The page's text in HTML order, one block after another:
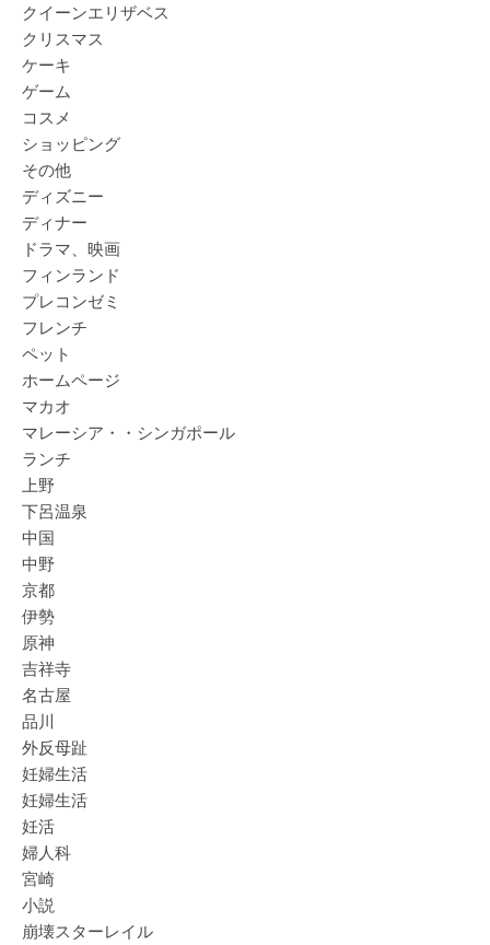
クイーンエリザベス
クリスマス
ケーキ
ゲーム
コスメ
ショッピング
その他
ディズニー
ディナー
ドラマ、映画
フィンランド
プレコンゼミ
フレンチ
ペット
ホームページ
マカオ
マレーシア・・シンガポール
ランチ
上野
下呂温泉
中国
中野
京都
伊勢
原神
吉祥寺
名古屋
品川
外反母趾
妊婦生活
妊婦生活
妊活
婦人科
宮崎
小説
崩壊スターレイル